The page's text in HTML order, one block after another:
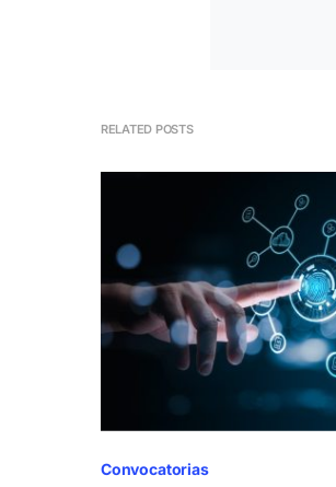
RELATED POSTS
Convocatorias